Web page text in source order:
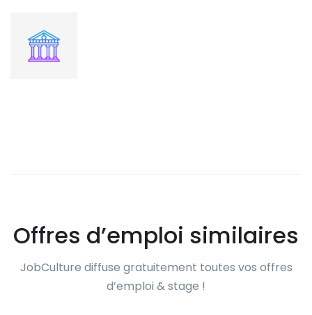
Offres d’emploi similaires
JobCulture diffuse gratuitement toutes vos offres
d’emploi & stage !